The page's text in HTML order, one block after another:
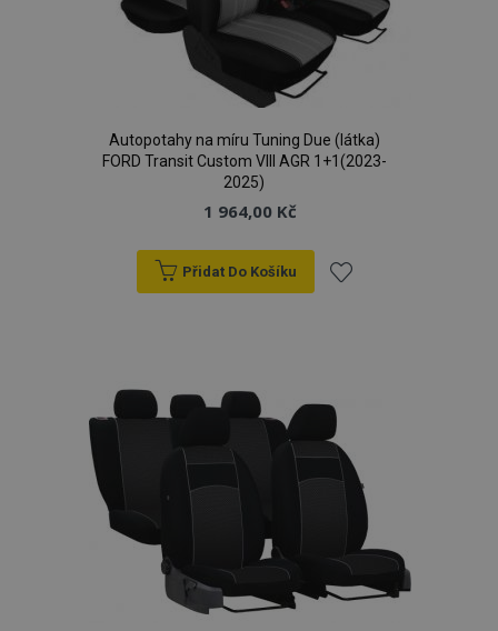
Autopotahy na míru Tuning Due (látka)
FORD Transit Custom VIII AGR 1+1(2023-
2025)
1 964,00 Kč
Přidat Do Košíku
oblíbeným